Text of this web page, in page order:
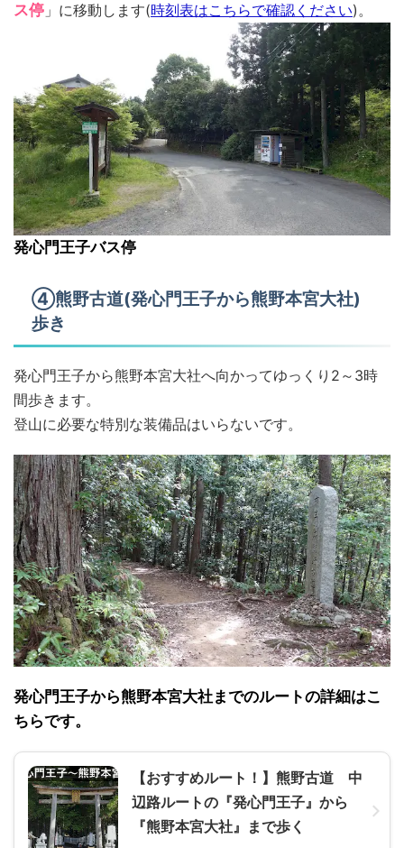
ス停 」に移動します(時刻表はこちらで確認ください)。
発心門王子バス停
④熊野古道(発心門王子から熊野本宮大社)
歩き
発心門王子から熊野本宮大社へ向かってゆっくり2～3時
間歩きます。
登山に必要な特別な装備品はいらないです。
発心門王子から熊野本宮大社までのルートの詳細はこ
ちらです。
【おすすめルート！】熊野古道 中
辺路ルートの『発心門王子』から
『熊野本宮大社』まで歩く